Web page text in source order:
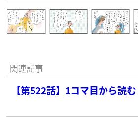
関連記事
【第522話】1コマ目から読む